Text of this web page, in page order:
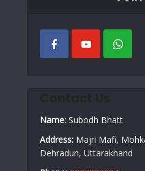
Name: Subodh Bhatt
Address: Majri Mafi,
Dehradun, Uttarakhand